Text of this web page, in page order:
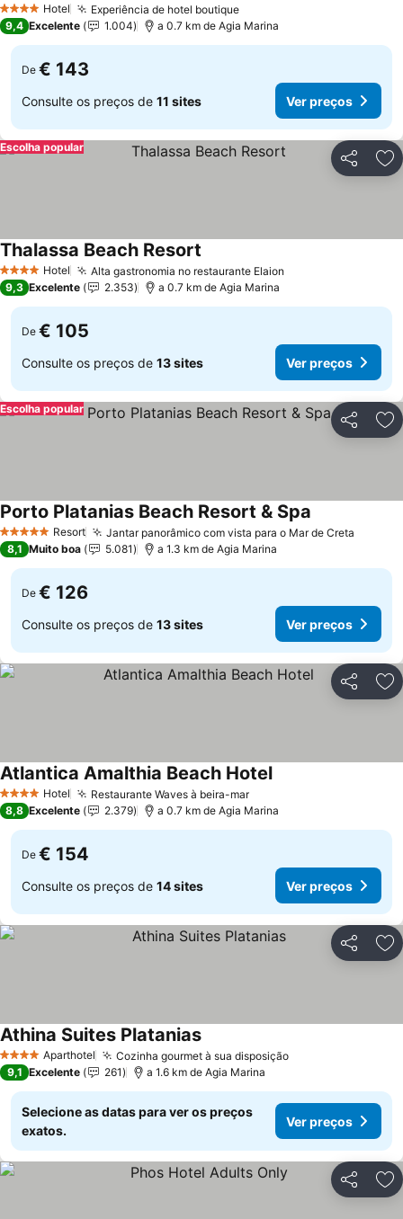
4 EstrelasHotel Experiência de hotel boutique
9,4 Excelente 1.004 a 0.7 km de Agia Marina
De € 143
Consulte os preços de 11 sites Ver preços
Partilhar
Escolha popular
4 EstrelasHotel Alta gastronomia no restaurante Elaion
Thalassa Beach Resort
9,3 Excelente 2.353 a 0.7 km de Agia Marina
De € 105
Consulte os preços de 13 sites Ver preços
Partilhar
Escolha popular
5 Estrelas Resort Jantar panorâmico com vista para o Mar de Creta
Porto Platanias Beach Resort & Spa
8,1 Muito boa 5.081 a 1.3 km de Agia Marina
De € 126
Consulte os preços de 13 sites Ver preços
Partilhar
4 EstrelasHotel Restaurante Waves à beira-mar
Atlantica Amalthia Beach Hotel
8,8 Excelente 2.379 a 0.7 km de Agia Marina
De € 154
Consulte os preços de 14 sites Ver preços
Partilhar
4 EstrelasAparthotel Cozinha gourmet à sua disposição
Athina Suites Platanias
9,1 Excelente 261 a 1.6 km de Agia Marina
Selecione as datas para ver os preços
exatos.
Ver preços
Partilhar